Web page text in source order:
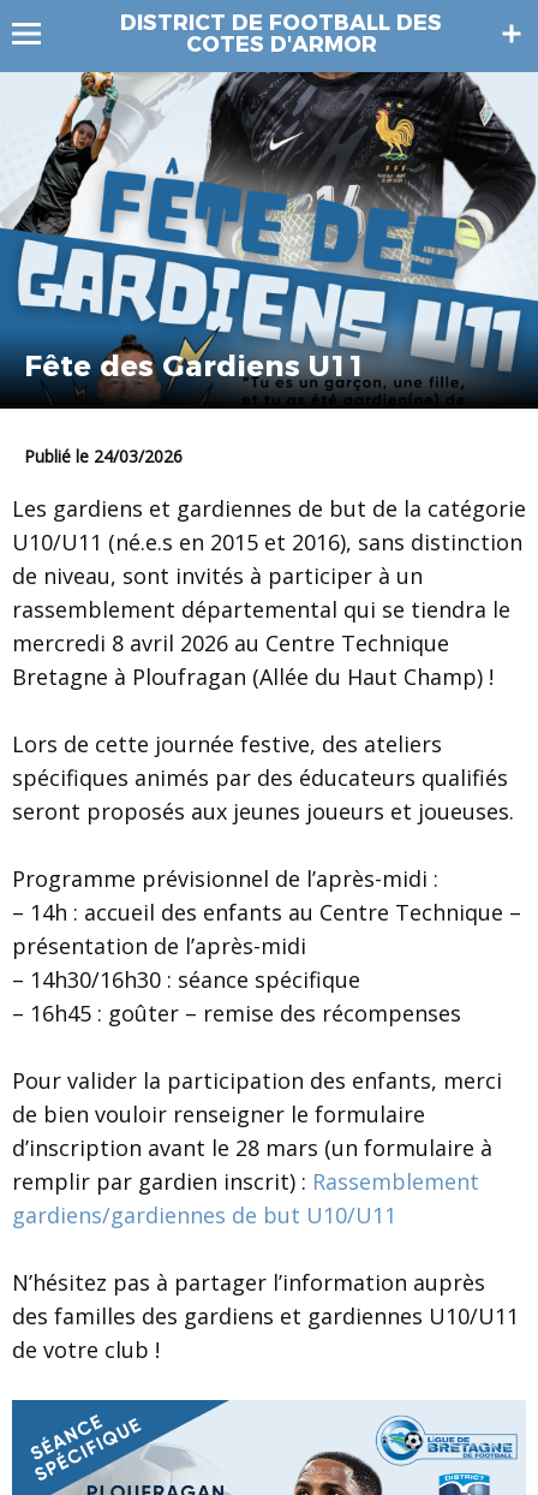
DISTRICT DE FOOTBALL DES
COTES D'ARMOR
Fête des Gardiens U11
Publié le 24/03/2026
Les gardiens et gardiennes de but de la catégorie
U10/U11 (né.e.s en 2015 et 2016), sans distinction
de niveau, sont invités à participer à un
rassemblement départemental qui se tiendra le
mercredi 8 avril 2026 au Centre Technique
Bretagne à Ploufragan (Allée du Haut Champ) !
Lors de cette journée festive, des ateliers
spécifiques animés par des éducateurs qualifiés
seront proposés aux jeunes joueurs et joueuses.
Programme prévisionnel de l’après-midi :
– 14h : accueil des enfants au Centre Technique –
présentation de l’après-midi
– 14h30/16h30 : séance spécifique
– 16h45 : goûter – remise des récompenses
Pour valider la participation des enfants, merci
de bien vouloir renseigner le formulaire
d’inscription avant le 28 mars (un formulaire à
remplir par gardien inscrit) : Rassemblement
gardiens/gardiennes de but U10/U11
N’hésitez pas à partager l’information auprès
des familles des gardiens et gardiennes U10/U11
de votre club !